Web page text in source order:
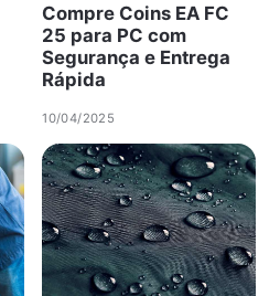
Compre Coins EA FC
25 para PC com
Segurança e Entrega
Rápida
10/04/2025